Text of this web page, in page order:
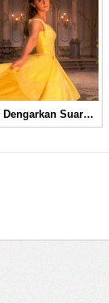
Yuk Dengarkan Suara Merdu, Nyanyian Emma Watson di “Beauty and the Beast”